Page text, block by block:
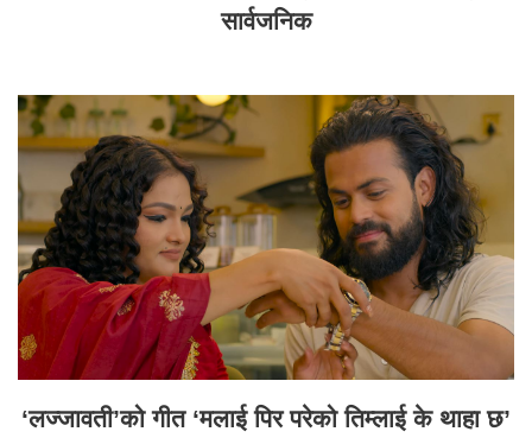
सार्वजनिक
‘लज्जावती’को गीत ‘मलाई पिर परेको तिम्लाई के थाहा छ’